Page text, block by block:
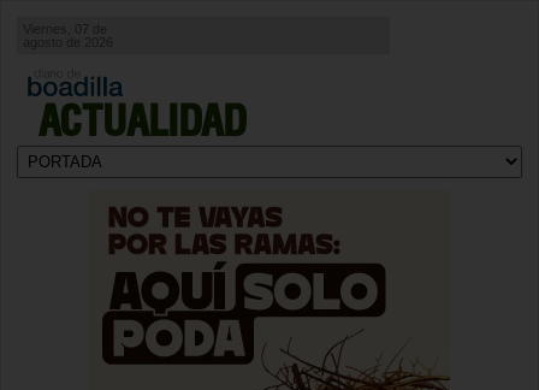
ACTUALIDAD
agosto de 2026